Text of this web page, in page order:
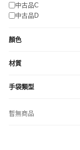
中古品C
中古品D
顏色
材質
手袋類型
暫無商品